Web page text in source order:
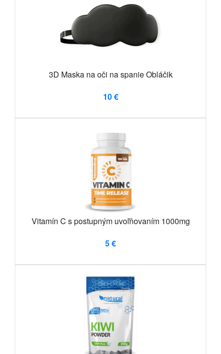
3D Maska na oči na spanie Obláčik
10 €
Vitamín C s postupným uvoľňovaním 1000mg
5 €